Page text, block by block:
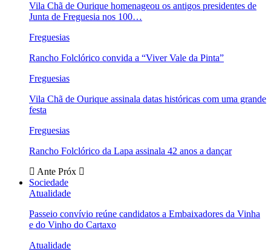
Vila Chã de Ourique homenageou os antigos presidentes de
Junta de Freguesia nos 100…
Freguesias
Rancho Folclórico convida a “Viver Vale da Pinta”
Freguesias
Vila Chã de Ourique assinala datas históricas com uma grande
festa
Freguesias
Rancho Folclórico da Lapa assinala 42 anos a dançar
Ante Próx
Sociedade
Atualidade
Passeio convívio reúne candidatos a Embaixadores da Vinha
e do Vinho do Cartaxo
Atualidade